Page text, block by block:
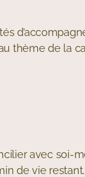
thème de la
avec soi-
de vie